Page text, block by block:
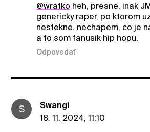
@wratko heh, presne. inak
genericky raper, po ktorom
nestekne. nechapem, co je
a to som fanusik hip hopu.
Odpovedať
S
Swangi
18. 11. 2024, 11:10